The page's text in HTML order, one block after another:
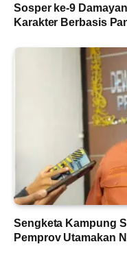
Sosper ke-9
Karakter Berbasis
Sengketa Kampung
Pemprov Utamakan